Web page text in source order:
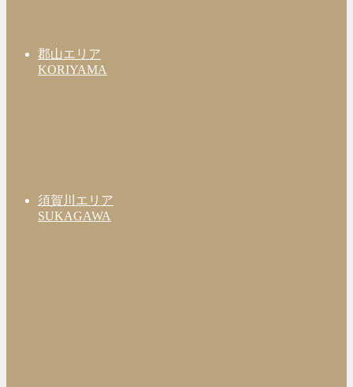
郡山エリア
KORIYAMA
須賀川エリア
SUKAGAWA